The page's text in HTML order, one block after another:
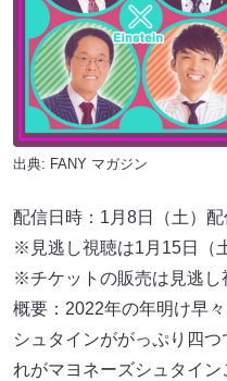
出典: FANY マガジン
配信日時：1月8日（土）
※見逃し視聴は1月15日（
※チケットの販売は見逃し
概要：2022年の年明け早
シュタインががっぷり四
れがマヨネーズシュタイン